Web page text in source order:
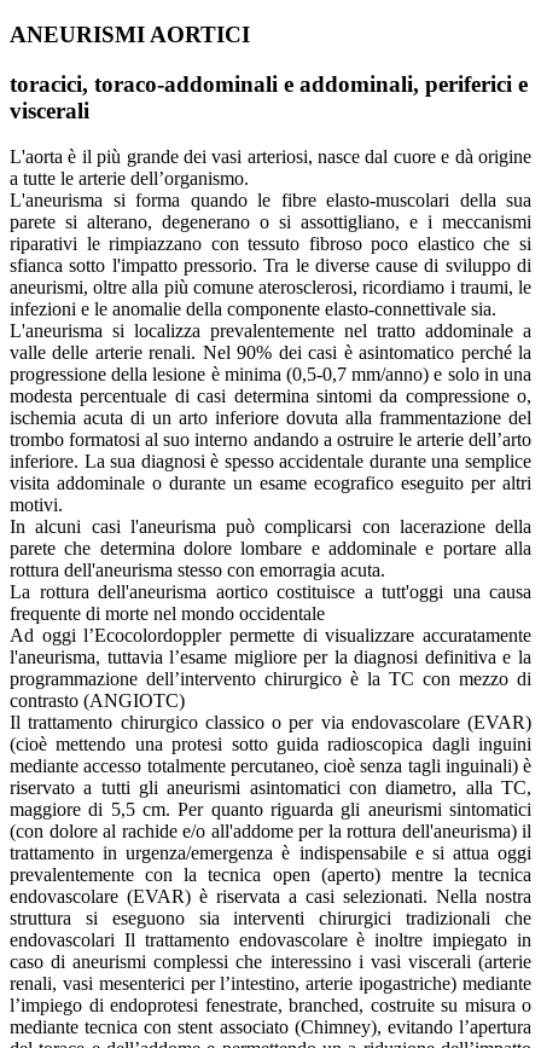
ANEURISMI AORTICI
toracici, toraco-addominali e addominali, periferici e
viscerali
L'aorta è il più grande dei vasi arteriosi, nasce dal cuore e dà origine
a tutte le arterie dell’organismo.
L'aneurisma si forma quando le fibre elasto-muscolari della sua
parete si alterano, degenerano o si assottigliano, e i meccanismi
riparativi le rimpiazzano con tessuto fibroso poco elastico che si
sfianca sotto l'impatto pressorio. Tra le diverse cause di sviluppo di
aneurismi, oltre alla più comune aterosclerosi, ricordiamo i traumi, le
infezioni e le anomalie della componente elasto-connettivale sia.
L'aneurisma si localizza prevalentemente nel tratto addominale a
valle delle arterie renali. Nel 90% dei casi è asintomatico perché la
progressione della lesione è minima (0,5-0,7 mm/anno) e solo in una
modesta percentuale di casi determina sintomi da compressione o,
ischemia acuta di un arto inferiore dovuta alla frammentazione del
trombo formatosi al suo interno andando a ostruire le arterie dell’arto
inferiore. La sua diagnosi è spesso accidentale durante una semplice
visita addominale o durante un esame ecografico eseguito per altri
motivi.
In alcuni casi l'aneurisma può complicarsi con lacerazione della
parete che determina dolore lombare e addominale e portare alla
rottura dell'aneurisma stesso con emorragia acuta.
La rottura dell'aneurisma aortico costituisce a tutt'oggi una causa
frequente di morte nel mondo occidentale
Ad oggi l’Ecocolordoppler permette di visualizzare accuratamente
l'aneurisma, tuttavia l’esame migliore per la diagnosi definitiva e la
programmazione dell’intervento chirurgico è la TC con mezzo di
contrasto (ANGIOTC)
Il trattamento chirurgico classico o per via endovascolare (EVAR)
(cioè mettendo una protesi sotto guida radioscopica dagli inguini
mediante accesso totalmente percutaneo, cioè senza tagli inguinali) è
riservato a tutti gli aneurismi asintomatici con diametro, alla TC,
maggiore di 5,5 cm. Per quanto riguarda gli aneurismi sintomatici
(con dolore al rachide e/o all'addome per la rottura dell'aneurisma) il
trattamento in urgenza/emergenza è indispensabile e si attua oggi
prevalentemente con la tecnica open (aperto) mentre la tecnica
endovascolare (EVAR) è riservata a casi selezionati. Nella nostra
struttura si eseguono sia interventi chirurgici tradizionali che
endovascolari Il trattamento endovascolare è inoltre impiegato in
caso di aneurismi complessi che interessino i vasi viscerali (arterie
renali, vasi mesenterici per l’intestino, arterie ipogastriche) mediante
l’impiego di endoprotesi fenestrate, branched, costruite su misura o
mediante tecnica con stent associato (Chimney), evitando l’apertura